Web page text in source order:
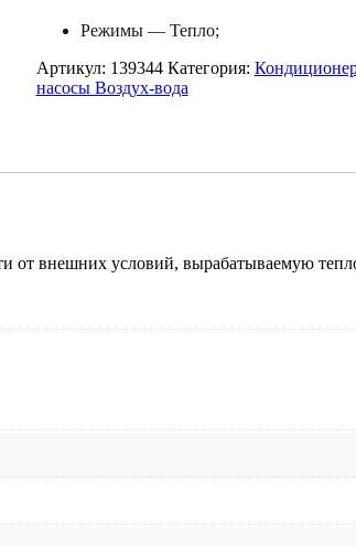
Режимы — Тепло;
Артикул: 139344 Категория:
насосы Воздух-вода
внешних условий, вырабатываемую